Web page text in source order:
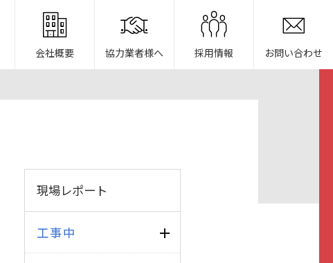
会社概要 協力業者様へ 採用情報 お問い合わせ
現場レポート
工事中